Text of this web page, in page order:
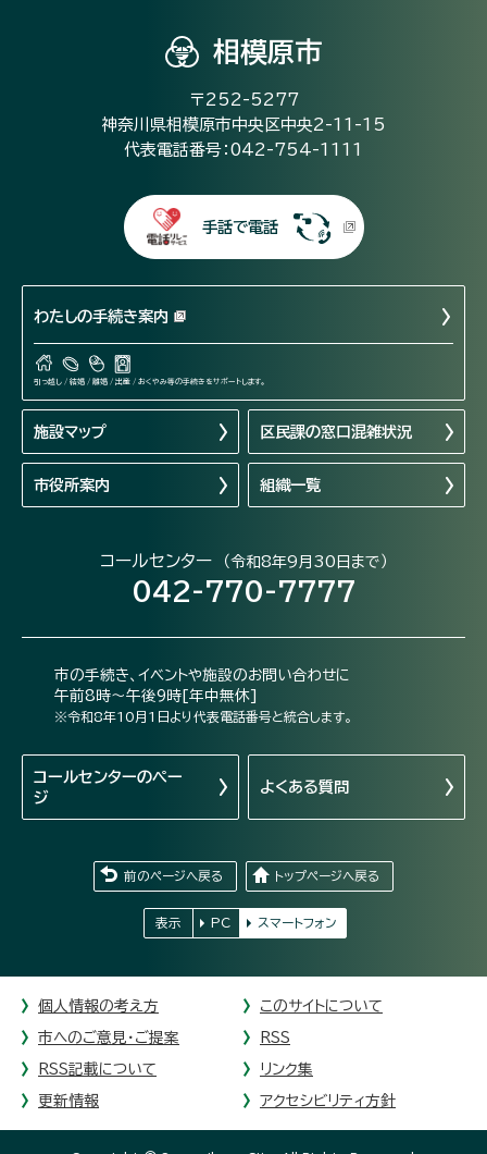
相模原市
〒252-5277
神奈川県相模原市中央区中央2-11-15
代表電話番号：042-754-1111
手話で電話
わたしの手続き案内
引っ越し / 結婚 / 離婚 / 出産 / おくやみ等の手続きをサポートします。
施設マップ 区民課の窓口混雑状況
市役所案内 組織一覧
コールセンター （令和8年9月30日まで）
042-770-7777
市の手続き、イベントや施設のお問い合わせに
午前8時～午後9時[年中無休]
※令和8年10月1日より代表電話番号と統合します。
コールセンターのペー
ジ
よくある質問
前のページへ戻る トップページへ戻る
表示 PC スマートフォン
個人情報の考え方 このサイトについて
市へのご意見・ご提案 RSS
RSS記載について リンク集
更新情報 アクセシビリティ方針